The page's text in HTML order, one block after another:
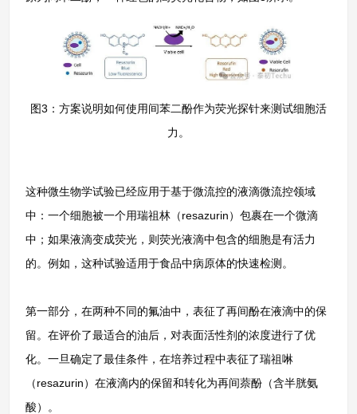
图3：方案说明如何使用间苯二酚作为荧光探针来测试细胞活
力。
这种微生物学试验已经应用于基于微流控的液滴微流控领域
中：一个细胞被一个用瑞祖林（resazurin）包裹在一个微滴
中；如果液滴变成荧光，则荧光液滴中包含的细胞是有活力
的。例如，这种试验适用于食品中病原体的快速检测。
第一部分，在两种不同的氟油中，表征了再间酚在液滴中的保
留。在评价了最适合的油后，对表面活性剂的浓度进行了优
化。一旦确定了最佳条件，在培养过程中表征了瑞祖啉
（resazurin）在液滴内的保留和转化为再间萘酚（含半胱氨
酸）。